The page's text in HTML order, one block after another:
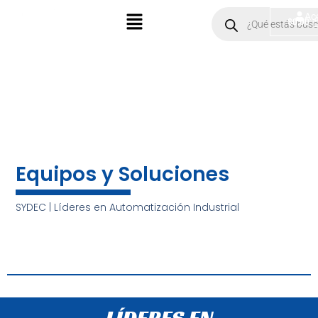
Menú
search
$0.00
Equipos y Soluciones
SYDEC | Líderes en Automatización Industrial